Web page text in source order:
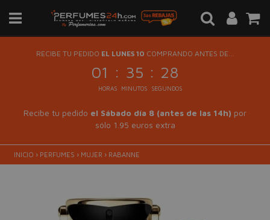
RECIBE TU PEDIDO EL LUNES 10 COMPRANDO ANTES DE...
01 : 35 : 28
HORAS MINUTOS SEGUNDOS
Recibe tu pedido el Sábado día 8 (antes de las 14h) por
sólo 1.95 euros extra
INICIO › PERFUMES › MUJER › RABANNE